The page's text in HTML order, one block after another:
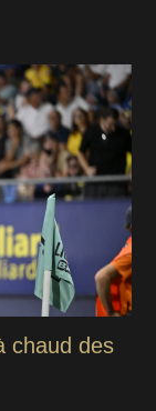
chaud des